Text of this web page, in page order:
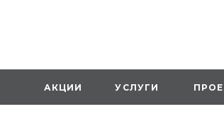
АКЦИИ УСЛУГИ